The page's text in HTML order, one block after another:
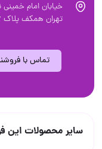
خیابان امام
تهران همکف پلاک ۱۳۶
تماس با
سایر محصولات این